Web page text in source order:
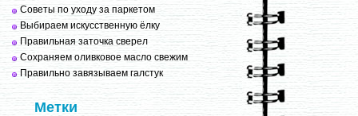
Советы по уходу за паркетом
Выбираем искусственную ёлку
Правильная заточка сверел
Сохраняем оливковое масло свежим
Правильно завязываем галстук
Метки